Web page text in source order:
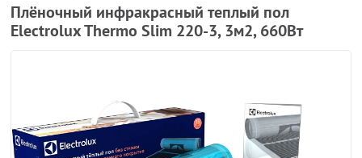
Плёночный инфракрасный теплый пол
Electrolux Thermo Slim 220-3, 3м2, 660Вт